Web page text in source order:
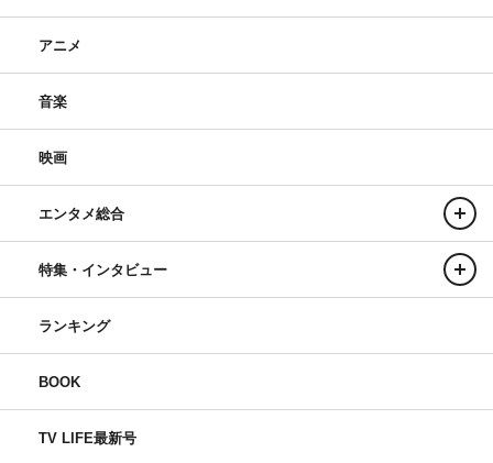
アニメ
音楽
映画
エンタメ総合
特集・インタビュー
ランキング
BOOK
TV LIFE最新号